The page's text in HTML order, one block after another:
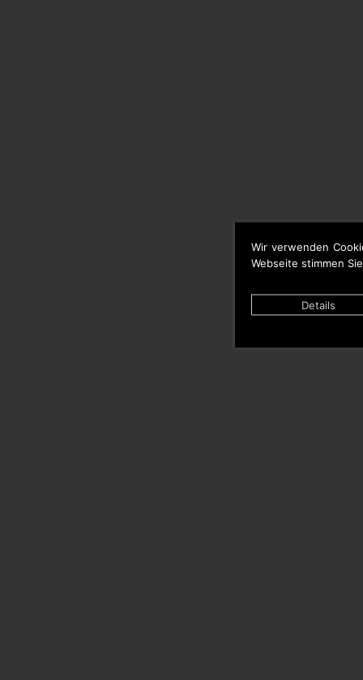
Wir verwenden
Webseite stimmen
Details